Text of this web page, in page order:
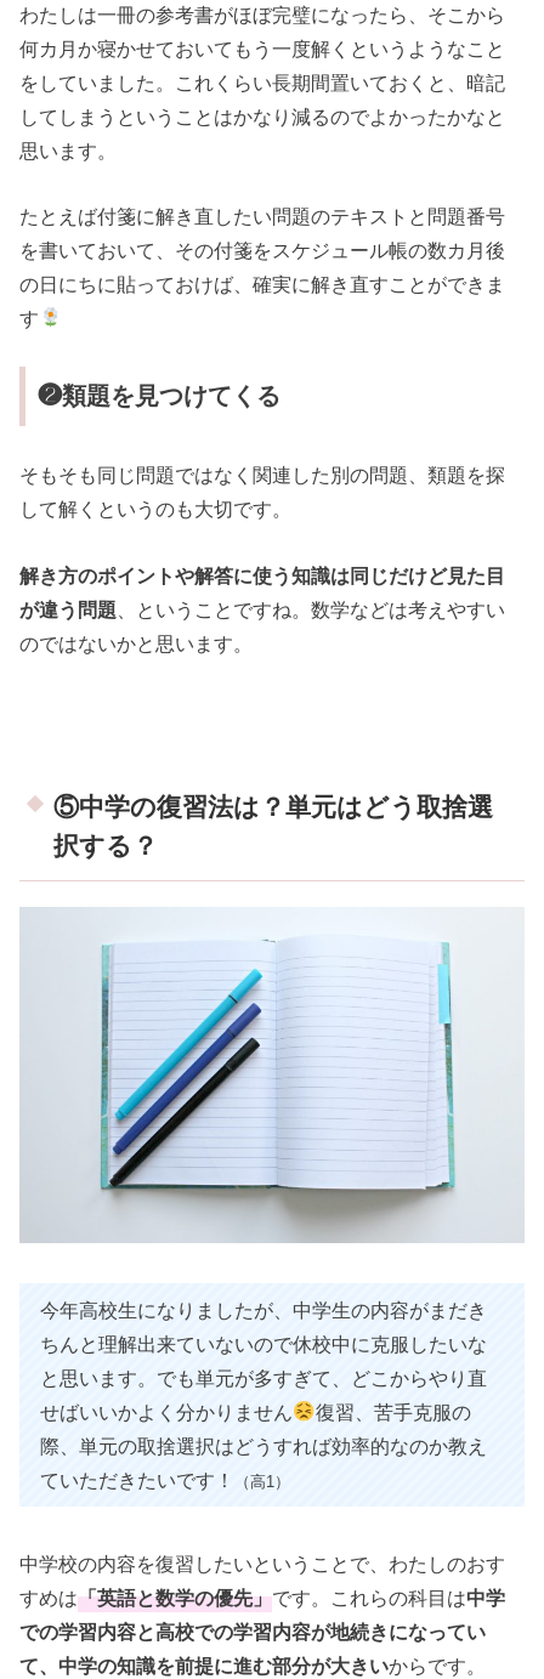
わたしは一冊の参考書がほぼ完璧になったら、そこから
何カ月か寝かせておいてもう一度解くというようなこと
をしていました。これくらい長期間置いておくと、暗記
してしまうということはかなり減るのでよかったかなと
思います。
たとえば付箋に解き直したい問題のテキストと問題番号
を書いておいて、その付箋をスケジュール帳の数カ月後
の日にちに貼っておけば、確実に解き直すことができま
す
❷類題を見つけてくる
そもそも同じ問題ではなく関連した別の問題、類題を探
して解くというのも大切です。
解き方のポイントや解答に使う知識は同じだけど見た目
が違う問題 、ということですね。数学などは考えやすい
のではないかと思います。
⑤中学の復習法は？単元はどう取捨選
択する？
今年高校生になりましたが、中学生の内容がまだき
ちんと理解出来ていないので休校中に克服したいな
と思います。でも単元が多すぎて、どこからやり直
せばいいかよく分かりません
復習、苦手克服の
際、単元の取捨選択はどうすれば効率的なのか教え
ていただきたいです！
（高1）
中学校の内容を復習したいということで、わたしのおす
すめは「英語と数学の優先」です。これらの科目は中学
での学習内容と高校での学習内容が地続きになってい
て、中学の知識を前提に進む部分が大きいからです。